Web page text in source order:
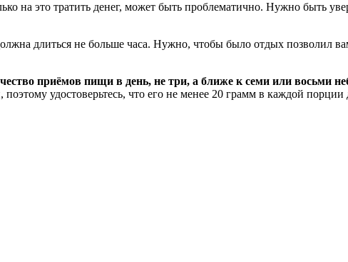
на это тратить денег, может быть проблематично. Нужно быть
длиться не больше часа. Нужно, чтобы было отдых позволил
приёмов пищи в день, не три, а ближе к семи или восьми
удостоверьтесь, что его не менее 20 грамм в каждой